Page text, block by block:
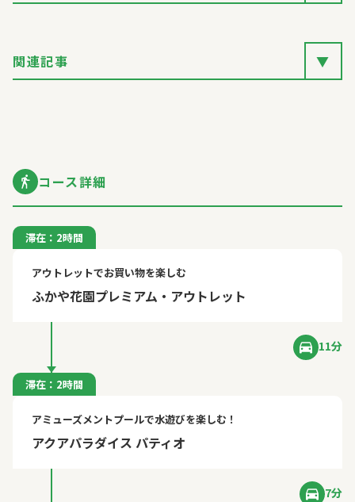
関連記事 ▼
コース詳細
滞在：2時間
アウトレットでお買い物を楽しむ
ふかや花園プレミアム・アウトレット
11分
滞在：2時間
アミューズメントプールで水遊びを楽しむ！
アクアパラダイス パティオ
7分